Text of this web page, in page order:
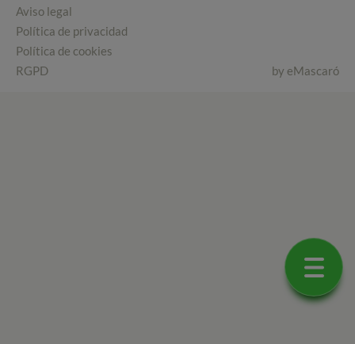
Aviso legal
Política de privacidad
Política de cookies
RGPD
by eMascaró